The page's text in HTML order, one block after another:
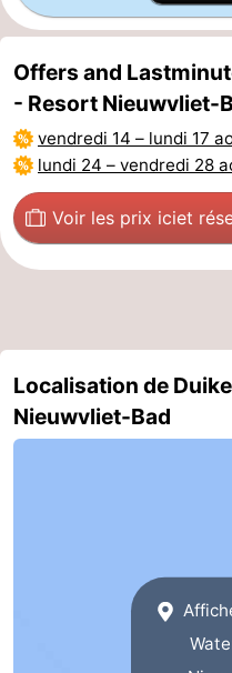
Offers and
- Resort Nieuwvliet-
vendredi 14 – lundi 17
lundi 24 – vendredi 28
Voir les prix iciet
Localisation de
Nieuwvliet-Bad